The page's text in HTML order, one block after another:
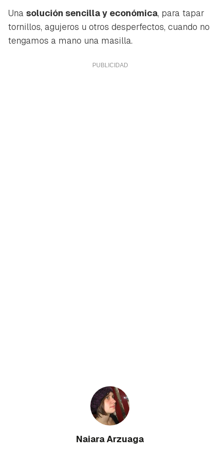
Una solución sencilla y económica, para tapar
tornillos, agujeros u otros desperfectos, cuando no
tengamos a mano una masilla.
Naiara Arzuaga